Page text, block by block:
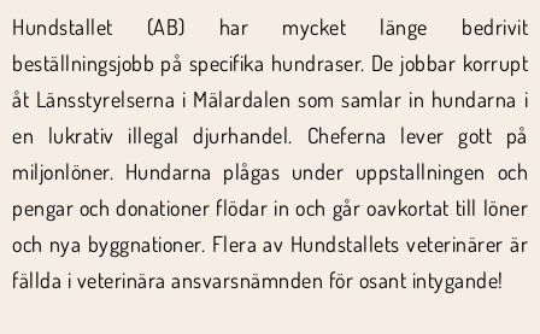
Hundstallet (AB) har mycket länge bedrivit
beställningsjobb på specifika hundraser. De jobbar korrupt
åt Länsstyrelserna i Mälardalen som samlar in hundarna i
en lukrativ illegal djurhandel. Cheferna lever gott på
miljonlöner. Hundarna plågas under uppstallningen och
pengar och donationer flödar in och går oavkortat till löner
och nya byggnationer. Flera av Hundstallets veterinärer är
fällda i veterinära ansvarsnämnden för osant intygande!